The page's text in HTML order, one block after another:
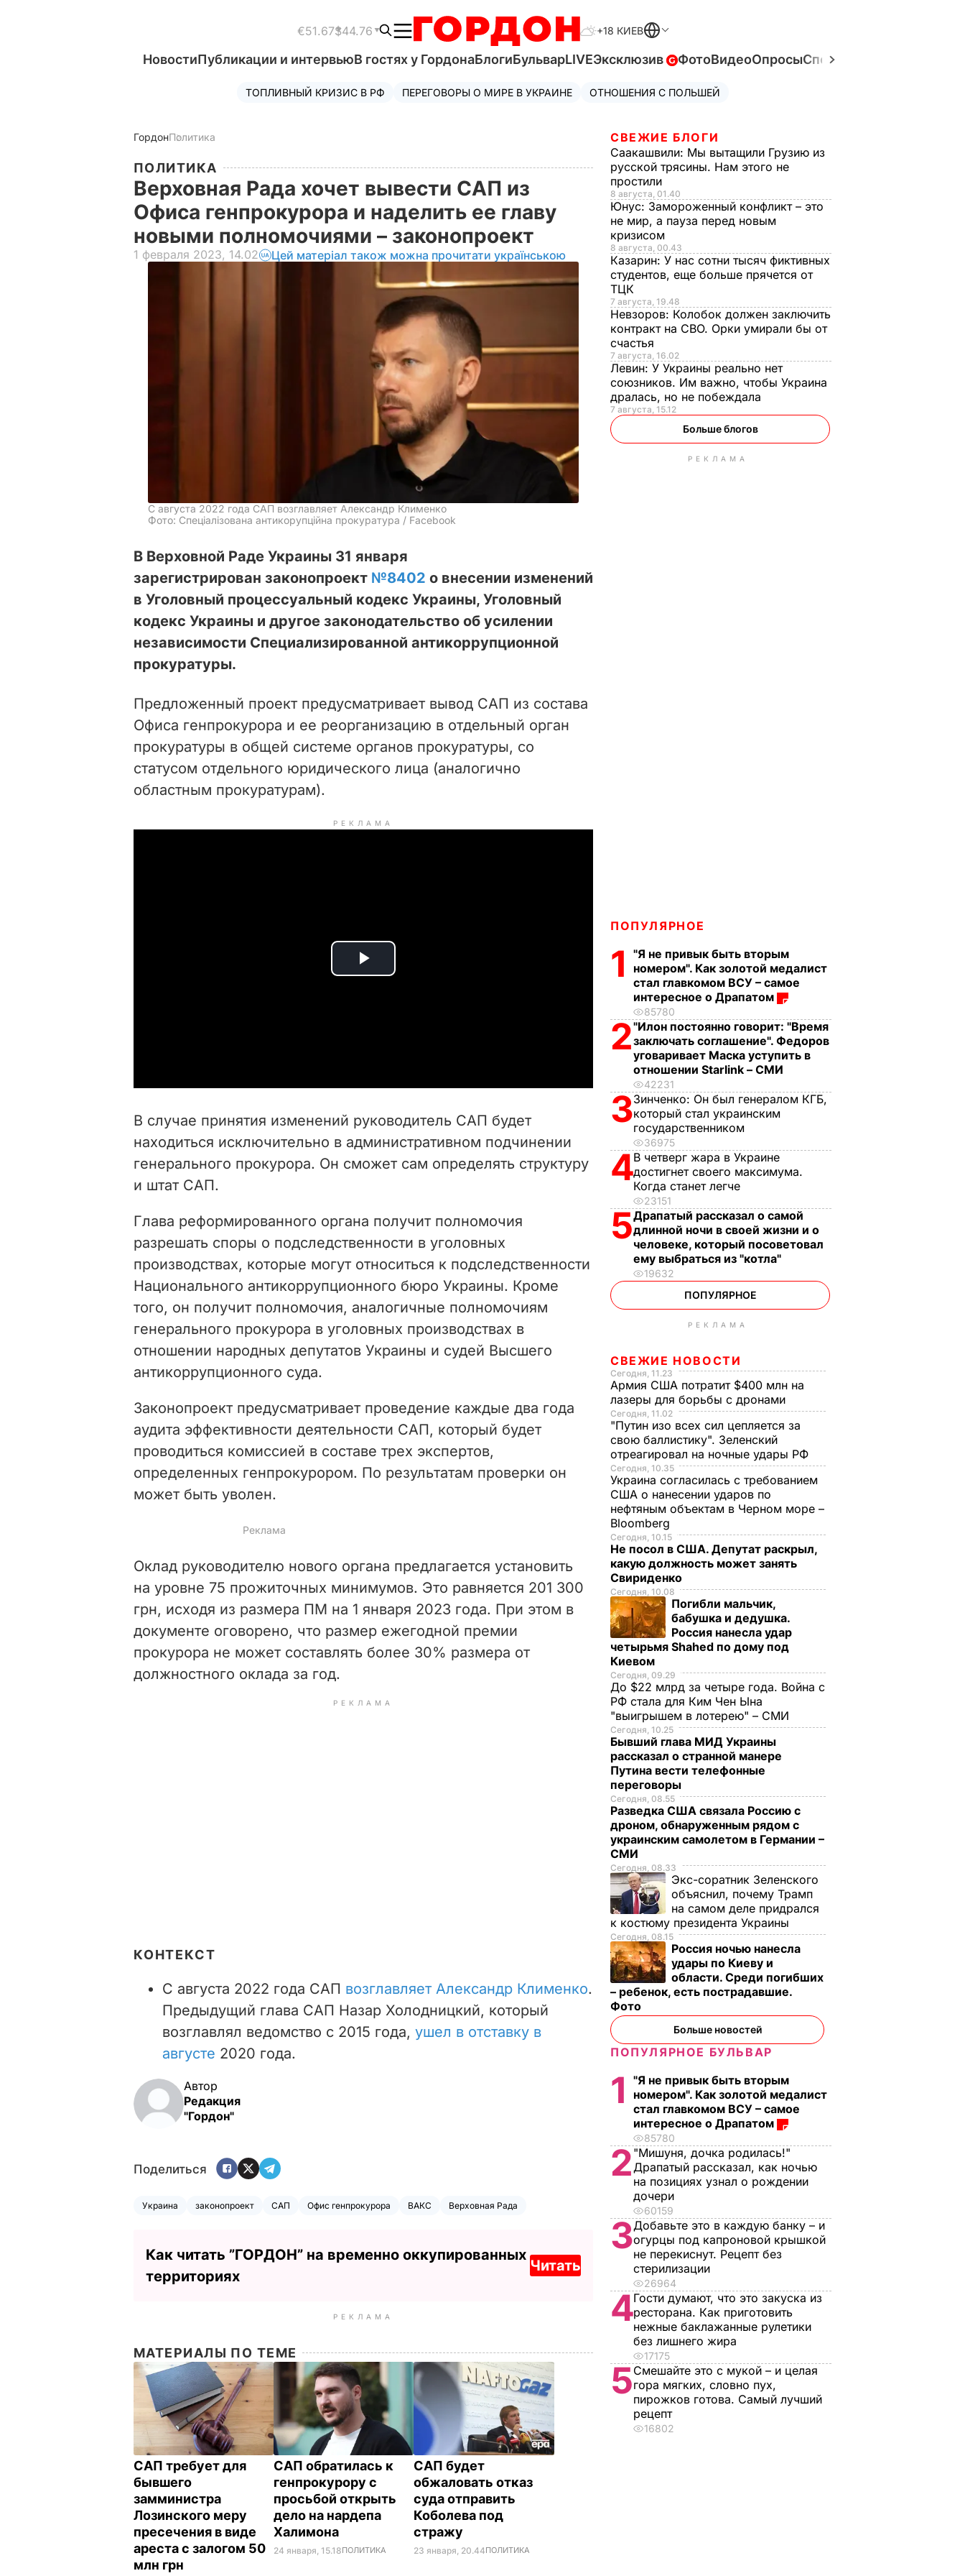
€51.67$44.76 +18 КИЕВ
НовостиПубликации и интервьюВ гостях у ГордонаБлогиБульварLIVEЭксклюзив ФотоВидеоОпросыСпецпроекты
ТОПЛИВНЫЙ КРИЗИС В РФ ПЕРЕГОВОРЫ О МИРЕ В УКРАИНЕ ОТНОШЕНИЯ С ПОЛЬШЕЙ
ГордонПолитика
ПОЛИТИКА
Верховная Рада хочет вывести САП из
Офиса генпрокурора и наделить ее главу
новыми полномочиями – законопроект
1 февраля 2023, 14.02 Цей матеріал також можна прочитати українською
С августа 2022 года САП возглавляет Александр Клименко
Фото: Спеціалізована антикорупційна прокуратура / Facebook
В Верховной Раде Украины 31 января
зарегистрирован законопроект №8402 о внесении изменений
в Уголовный процессуальный кодекс Украины, Уголовный
кодекс Украины и другое законодательство об усилении
независимости Специализированной антикоррупционной
прокуратуры.
Предложенный проект предусматривает вывод САП из состава
Офиса генпрокурора и ее реорганизацию в отдельный орган
прокуратуры в общей системе органов прокуратуры, со
статусом отдельного юридического лица (аналогично
областным прокуратурам).
РЕКЛАМА
P
i
d
o
В случае принятия изменений руководитель САП будет
находиться исключительно в административном подчинении
генерального прокурора. Он сможет сам определять структуру
и штат САП.
Глава реформированного органа получит полномочия
разрешать споры о подследственности в уголовных
производствах, которые могут относиться к подследственности
Национального антикоррупционного бюро Украины. Кроме
того, он получит полномочия, аналогичные полномочиям
генерального прокурора в уголовных производствах в
отношении народных депутатов Украины и судей Высшего
антикоррупционного суда.
Законопроект предусматривает проведение каждые два года
аудита эффективности деятельности САП, который будет
проводиться комиссией в составе трех экспертов,
определенных генпрокурором. По результатам проверки он
может быть уволен.
Оклад руководителю нового органа предлагается установить
на уровне 75 прожиточных минимумов. Это равняется 201 300
грн, исходя из размера ПМ на 1 января 2023 года. При этом в
документе оговорено, что размер ежегодной премии
прокурора не может составлять более 30% размера от
должностного оклада за год.
РЕКЛАМА
КОНТЕКСТ
С августа 2022 года САП возглавляет Александр Клименко.
Предыдущий глава САП Назар Холодницкий, который
возглавлял ведомство с 2015 года, ушел в отставку в
августе 2020 года.
Автор
Редакция
"Гордон"
Поделиться
Украина законопроект САП Офис генпрокурора ВАКС Верховная Рада
Как читать ”ГОРДОН” на временно оккупированных
территориях
Читать
РЕКЛАМА
МАТЕРИАЛЫ ПО ТЕМЕ
САП требует для
бывшего
замминистра
Лозинского меру
пресечения в виде
ареста с залогом 50
млн грн
САП обратилась к
генпрокурору с
просьбой открыть
дело на нардепа
Халимона
24 января, 15.18ПОЛИТИКА
САП будет
обжаловать отказ
суда отправить
Коболева под
стражу
23 января, 20.44ПОЛИТИКА
СВЕЖИЕ БЛОГИ
Саакашвили: Мы вытащили Грузию из
русской трясины. Нам этого не
простили
8 августа, 01.40
Юнус: Замороженный конфликт – это
не мир, а пауза перед новым
кризисом
8 августа, 00.43
Казарин: У нас сотни тысяч фиктивных
студентов, еще больше прячется от
ТЦК
7 августа, 19.48
Невзоров: Колобок должен заключить
контракт на СВО. Орки умирали бы от
счастья
7 августа, 16.02
Левин: У Украины реально нет
союзников. Им важно, чтобы Украина
дралась, но не побеждала
7 августа, 15.12
Больше блогов
РЕКЛАМА
ПОПУЛЯРНОЕ
1
"Я не привык быть вторым
номером". Как золотой медалист
стал главкомом ВСУ – самое
интересное о Драпатом
85780
2"Илон постоянно говорит: "Время
заключать соглашение". Федоров
уговаривает Маска уступить в
отношении Starlink – СМИ
42231
3Зинченко: Он был генералом КГБ,
который стал украинским
государственником
36975
4В четверг жара в Украине
достигнет своего максимума.
Когда станет легче
23151
5Драпатый рассказал о самой
длинной ночи в своей жизни и о
человеке, который посоветовал
ему выбраться из "котла"
19632
ПОПУЛЯРНОЕ
РЕКЛАМА
СВЕЖИЕ НОВОСТИ
Сегодня, 11.23
Армия США потратит $400 млн на
лазеры для борьбы с дронами
Сегодня, 11.02
"Путин изо всех сил цепляется за
свою баллистику". Зеленский
отреагировал на ночные удары РФ
Сегодня, 10.35
Украина согласилась с требованием
США о нанесении ударов по
нефтяным объектам в Черном море –
Bloomberg
Сегодня, 10.15
Не посол в США. Депутат раскрыл,
какую должность может занять
Свириденко
Сегодня, 10.08
Погибли мальчик,
бабушка и дедушка.
Россия нанесла удар
четырьмя Shahed по дому под
Киевом
Сегодня, 09.29
До $22 млрд за четыре года. Война с
РФ стала для Ким Чен Ына
"выигрышем в лотерею" – СМИ
Сегодня, 10.25
Бывший глава МИД Украины
рассказал о странной манере
Путина вести телефонные
переговоры
Сегодня, 08.55
Разведка США связала Россию с
дроном, обнаруженным рядом с
украинским самолетом в Германии –
СМИ
Сегодня, 08.33
Экс-соратник Зеленского
объяснил, почему Трамп
на самом деле придрался
к костюму президента Украины
Сегодня, 08.15
Россия ночью нанесла
удары по Киеву и
области. Среди погибших
– ребенок, есть пострадавшие.
Фото
Больше новостей
ПОПУЛЯРНОЕ БУЛЬВАР
1
"Я не привык быть вторым
номером". Как золотой медалист
стал главкомом ВСУ – самое
интересное о Драпатом
85780
2 "Мишуня, дочка родилась!"
Драпатый рассказал, как ночью
на позициях узнал о рождении
дочери
60159
3Добавьте это в каждую банку – и
огурцы под капроновой крышкой
не перекиснут. Рецепт без
стерилизации
26964
4Гости думают, что это закуска из
ресторана. Как приготовить
нежные баклажанные рулетики
без лишнего жира
17175
5Смешайте это с мукой – и целая
гора мягких, словно пух,
пирожков готова. Самый лучший
рецепт
16802